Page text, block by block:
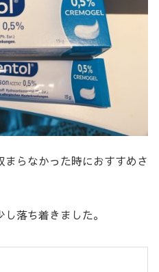
らなかった時におすすめさ
落ち着きました。